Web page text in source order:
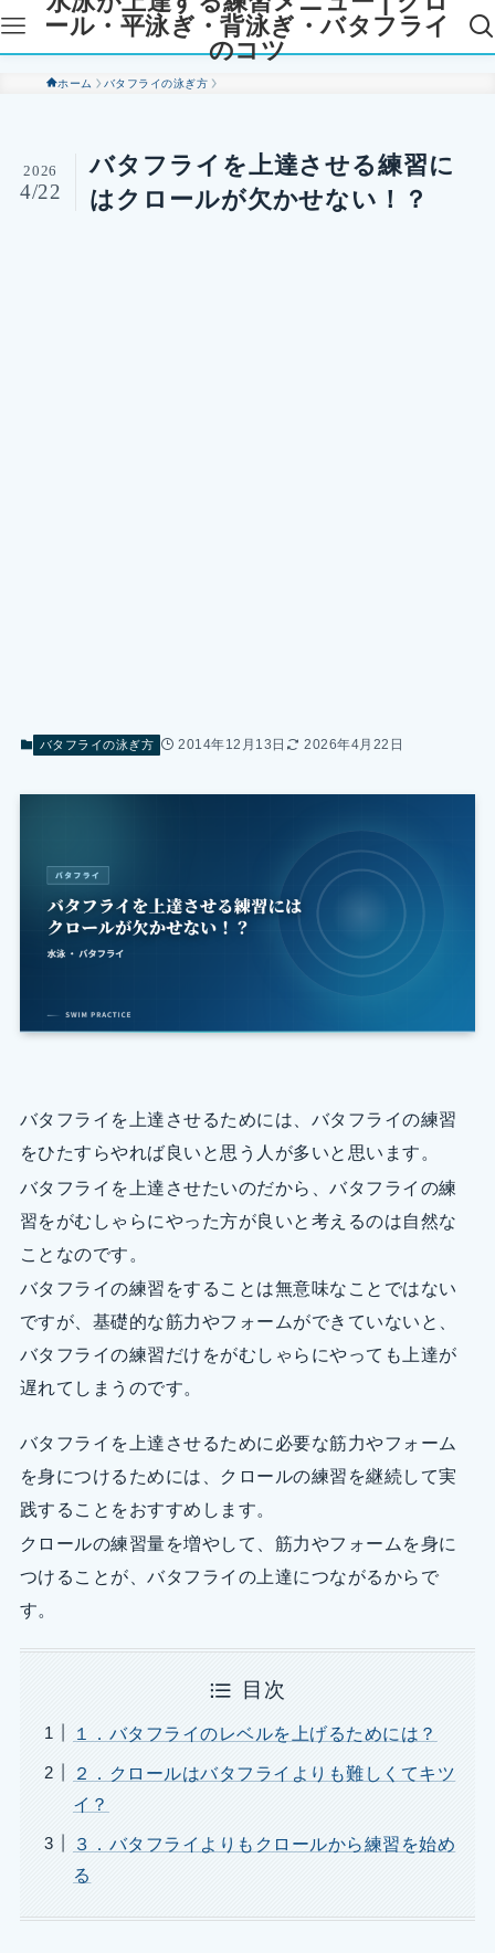
ール・平泳ぎ・背泳ぎ・バタフライ
のコツ
ホーム バタフライの泳ぎ方
バタフライを上達させる練習に
はクロールが欠かせない！？
2026
4/22
バタフライの泳ぎ方 2014年12月13日 2026年4月22日
バタフライを上達させるためには、バタフライの練習
をひたすらやれば良いと思う人が多いと思います。
バタフライを上達させたいのだから、バタフライの練
習をがむしゃらにやった方が良いと考えるのは自然な
ことなのです。
バタフライの練習をすることは無意味なことではない
ですが、基礎的な筋力やフォームができていないと、
バタフライの練習だけをがむしゃらにやっても上達が
遅れてしまうのです。
バタフライを上達させるために必要な筋力やフォーム
を身につけるためには、クロールの練習を継続して実
践することをおすすめします。
クロールの練習量を増やして、筋力やフォームを身に
つけることが、バタフライの上達につながるからで
す。
目次
１．バタフライのレベルを上げるためには？
２．クロールはバタフライよりも難しくてキツ
イ？
３．バタフライよりもクロールから練習を始め
る